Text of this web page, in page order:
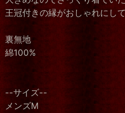
王冠付きの縁がおしゃれにして
裏無地
綿100%
--サイズ--
メンズM